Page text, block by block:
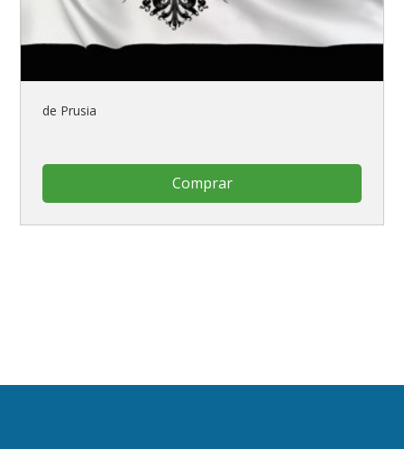
de Prusia
Comprar